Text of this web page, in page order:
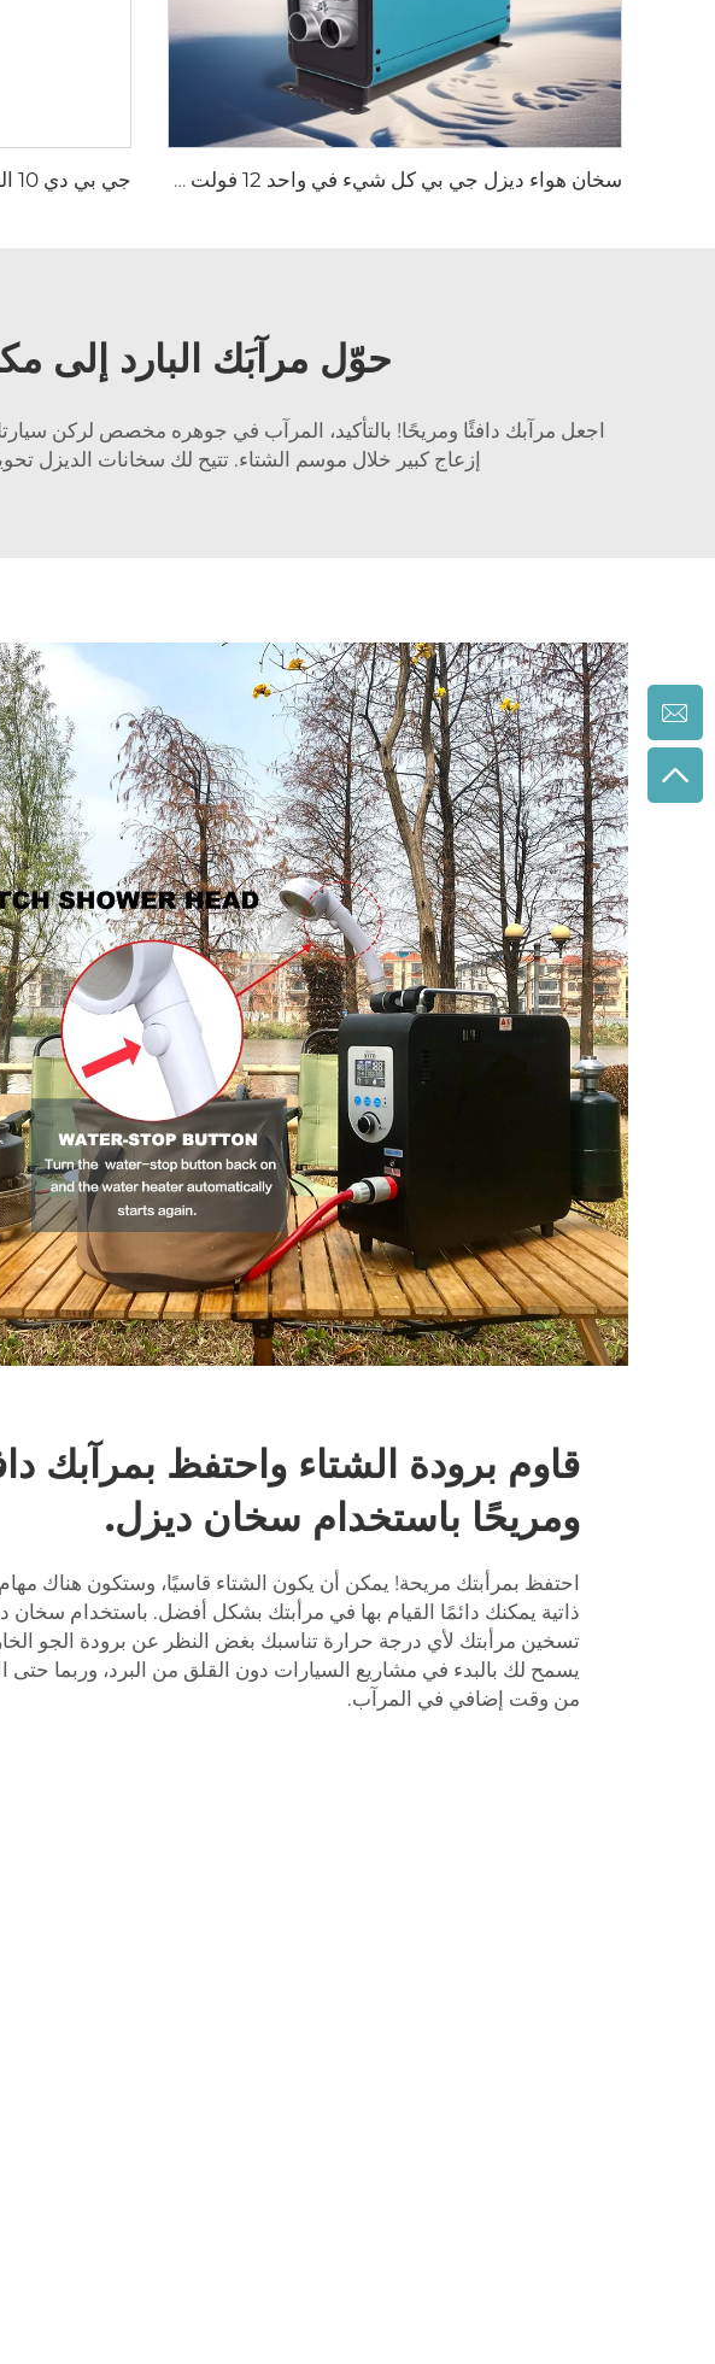
سخان هواء ديزل جي بي كل شيء في واحد 12 فولت 24 فولت 2 كيلوواط جهاز تحكم شاشة LCD عن بعد للسيارة RV
حوّل مرآبَك البارد إلى
اجعل مرآبك دافئًا ومريحًا! بالتأكيد، المرآب في جوهره مخصص لركن
إزعاج كبير خلال موسم الشتاء. تتيح لك سخانات الديزل
قاوم برودة الشتاء واحتفظ بمرآبك
ومريحًا باستخدام سخان ديزل.
احتفظ بمرأبتك مريحة! يمكن أن يكون الشتاء قاسيًا، وستكون هناك
ذاتية يمكنك دائمًا القيام بها في مرأبتك بشكل أفضل. باستخدام سخان
تسخين مرأبتك لأي درجة حرارة تناسبك بغض النظر عن برودة الجو
يسمح لك بالبدء في مشاريع السيارات دون القلق من البرد، وربما حتى
من وقت إضافي في المرآب.